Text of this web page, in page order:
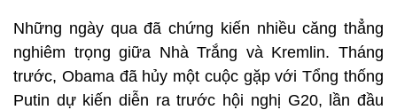
Những ngày qua đã chứng kiến nhiều căng thẳng
nghiêm trọng giữa Nhà Trắng và Kremlin. Tháng
trước, Obama đã hủy một cuộc gặp với Tổng thống
Putin dự kiến diễn ra trước hội nghị G20, lần đầu